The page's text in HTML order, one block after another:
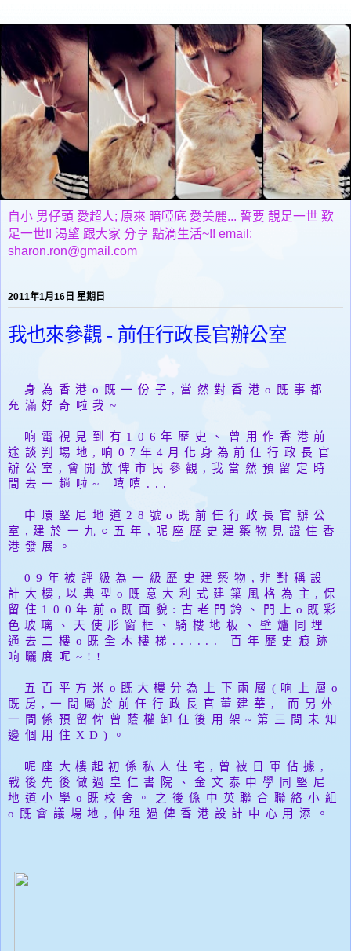
自小 男仔頭 愛超人; 原來 暗啞底 愛美麗... 誓要 靚足一世 歎
足一世!! 渴望 跟大家 分享 點滴生活~!! email:
sharon.ron@gmail.com
2011年1月16日 星期日
我也來參觀 - 前任行政長官辦公室
身為香港o既一份子,當然對香港o既事都
充滿好奇啦我~
响電視見到 有106年歷史、曾用作香港前
途談判場地,响 07年4月 化身為 前任行政長官
辦公室,會 開放俾市民參觀,我當然預留定時
間去一趟啦~ 嘻嘻...
中環堅尼地道28號o既前任行政長官辦公
室, 建於一九 ○ 五年, 呢座 歷史建築物 見證住香
港發展
。
09 年被評級為一級歷史建築物,非對稱設
計 大樓 ,以典型o既意大利式建築風格為主,保
留住100年前o既面貌:古老門鈴、門上o既彩
色玻璃
、 天使形窗框、騎樓地板、壁爐同埋
通去二樓o既全木樓梯......
百年歷史痕跡
响曬度呢~!!
五百平方米 o既 大樓 分為上下兩層( 响上層o
既房,一間屬於前任行政長官董建華, 而 另外
一間係預留俾曾蔭權卸任後用架~第三間未知
邊個用住XD )。
呢座 大樓 起初係私人住宅,
曾被日軍佔據,
戰後先後做過皇仁書院、金文泰中學同堅尼
地道小學o既校舍。之後係中英聯合聯絡小組
o既會議場地,仲租過俾香港設計中心用添。